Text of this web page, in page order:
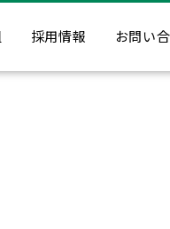
採用情報 お問い